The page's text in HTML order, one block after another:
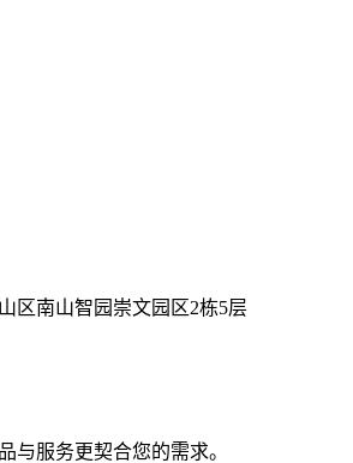
区南山智园崇文园区2栋5层
与服务更契合您的需求。